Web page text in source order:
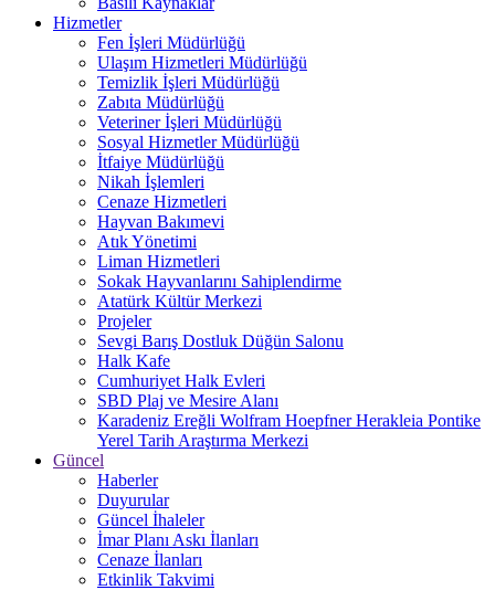
Hizmetler
Fen İşleri Müdürlüğü
Ulaşım Hizmetleri Müdürlüğü
Temizlik İşleri Müdürlüğü
Zabıta Müdürlüğü
Veteriner İşleri Müdürlüğü
Sosyal Hizmetler Müdürlüğü
İtfaiye Müdürlüğü
Nikah İşlemleri
Cenaze Hizmetleri
Hayvan Bakımevi
Atık Yönetimi
Liman Hizmetleri
Sokak Hayvanlarını Sahiplendirme
Atatürk Kültür Merkezi
Projeler
Sevgi Barış Dostluk Düğün Salonu
Halk Kafe
Cumhuriyet Halk Evleri
SBD Plaj ve Mesire Alanı
Karadeniz Ereğli Wolfram Hoepfner Herakleia Pontike
Yerel Tarih Araştırma Merkezi
Güncel
Haberler
Duyurular
Güncel İhaleler
İmar Planı Askı İlanları
Cenaze İlanları
Etkinlik Takvimi